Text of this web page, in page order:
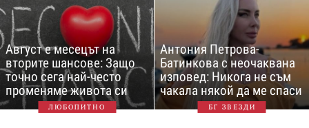
Август е месецът на
вторите шансове: Защо
точно сега най-често
променяме живота си
ЛЮБОПИТНО
Антония Петрова-
Батинкова с неочаквана
изповед: Никога не съм
чакала някой да ме спаси
БГ ЗВЕЗДИ